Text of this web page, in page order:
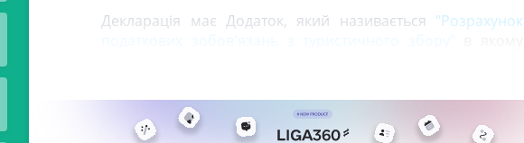
Декларація має Додаток, який називається "Розрахунок
податкових зобов'язань з туристичного збору"